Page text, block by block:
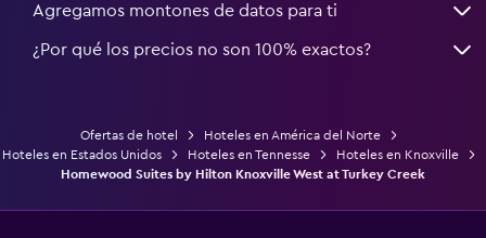
Agregamos montones de datos para ti
¿Por qué los precios no son 100% exactos?
Ofertas de hotel
Hoteles en América del Norte
Hoteles en Estados Unidos
Hoteles en Tennesse
Hoteles en Knoxville
Homewood Suites by Hilton Knoxville West at Turkey Creek